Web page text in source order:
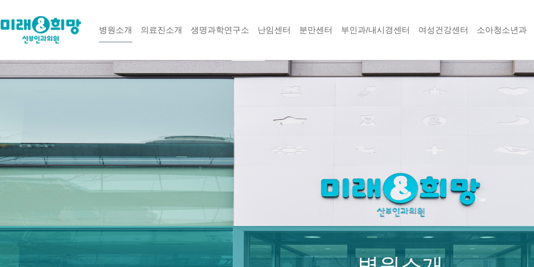
병원소개 의료진소개 생명과학연구소 난임센터 분만센터 부인과/내시경센터 여성건강센터 소아청소년과